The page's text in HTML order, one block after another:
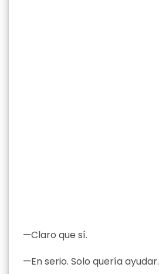
—Claro que sí.
—En serio. Solo quería ayudar.